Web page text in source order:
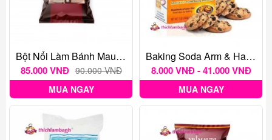
Bột Nổi Làm Bánh Mauri, Baking Powder Mauri 1kg
85.000 VNĐ 90.000 VNĐ
MUA NGAY
Baking Soda Arm & Hammer
8.000 VNĐ - 41.000 VNĐ
MUA NGAY